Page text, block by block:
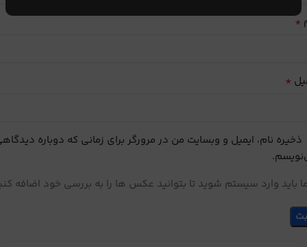
*
*
ذخیره نام، ایمیل و وبسایت من در مرورگر برای زمانی که دوباره
باید وارد سیستم شوید تا بتوانید عکس ها را به بررسی خود اضافه